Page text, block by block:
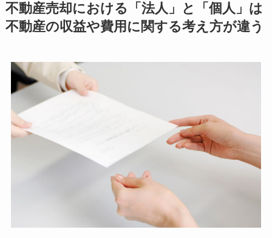
不動産売却における「法人」と「個人」は
不動産の収益や費用に関する考え方が違う